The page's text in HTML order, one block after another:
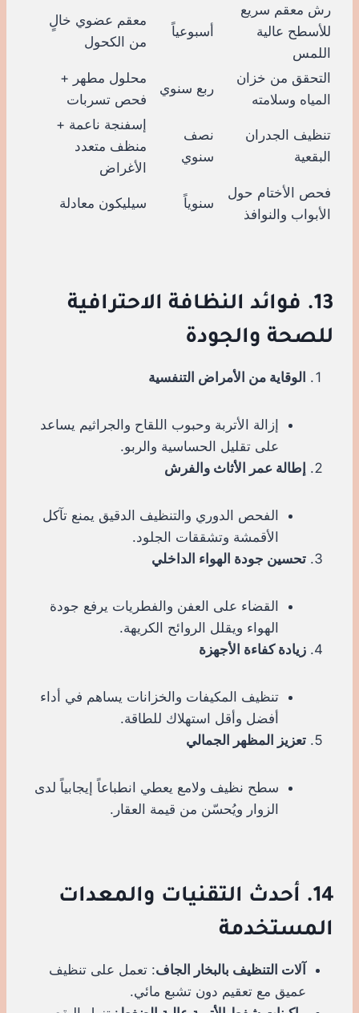
رش معقم سريع
للأسطح عالية
اللمس
أسبوعياً
معقم عضوي خالٍ
من الكحول
التحقق من خزان
المياه وسلامته
ربع سنوي
محلول مطهر +
فحص تسربات
تنظيف الجدران
البقعية
نصف
سنوي
إسفنجة ناعمة +
منظف متعدد
الأغراض
فحص الأختام حول
الأبواب والنوافذ
سنوياً سيليكون معادلة
13. فوائد النظافة الاحترافية
للصحة والجودة
الوقاية من الأمراض التنفسية
إزالة الأتربة وحبوب اللقاح والجراثيم يساعد
على تقليل الحساسية والربو.
إطالة عمر الأثاث والفرش
الفحص الدوري والتنظيف الدقيق يمنع تآكل
الأقمشة وتشققات الجلود.
تحسين جودة الهواء الداخلي
القضاء على العفن والفطريات يرفع جودة
الهواء ويقلل الروائح الكريهة.
زيادة كفاءة الأجهزة
تنظيف المكيفات والخزانات يساهم في أداء
أفضل وأقل استهلاك للطاقة.
تعزيز المظهر الجمالي
سطح نظيف ولامع يعطي انطباعاً إيجابياً لدى
الزوار ويُحسّن من قيمة العقار.
14. أحدث التقنيات والمعدات
المستخدمة
آلات التنظيف بالبخار الجاف: تعمل على تنظيف
عميق مع تعقيم دون تشبع مائي.